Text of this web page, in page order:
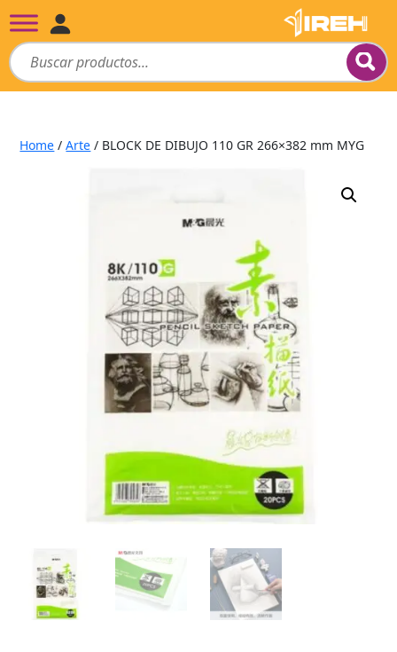
Home /Arte / BLOCK DE DIBUJO 110 GR 266×382 mm MYG